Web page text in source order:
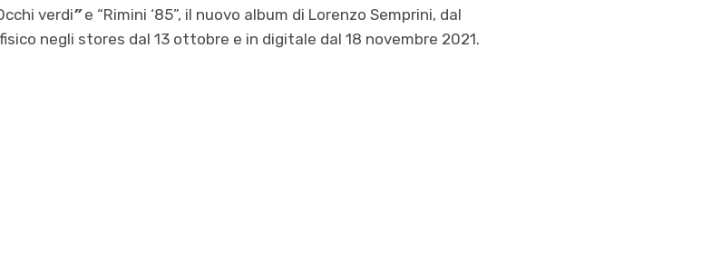
verdi”e “Rimini ‘85”, il nuovo album di Lorenzo Semprini, dal
negli stores dal 13 ottobre e in digitale dal 18 novembre 2021.